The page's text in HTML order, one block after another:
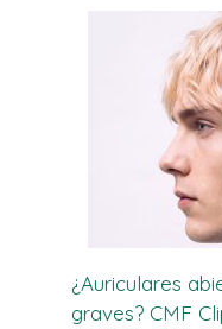
¿Auriculares
graves? CMF